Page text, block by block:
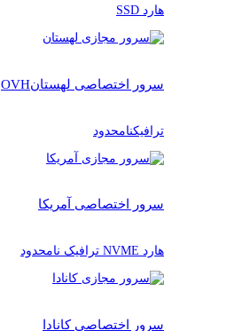
هارد SSD
سرور اختصاصی لهستانOVH
ترافیکنامحدود
سرور اختصاصی آمریکا
هارد NVME ترافیک نامحدود
سرور اختصاصی کانادا